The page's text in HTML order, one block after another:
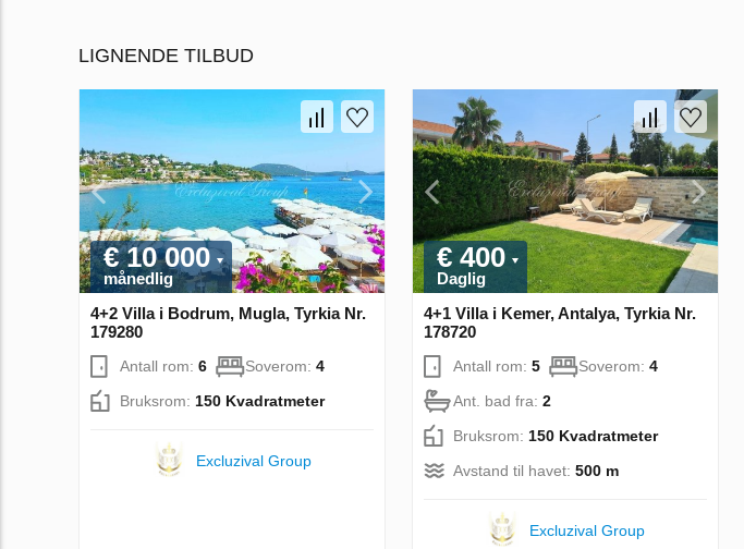
LIGNENDE TILBUD
€ 10 000
månedlig
4+2 Villa i Bodrum, Mugla, Tyrkia Nr.
179280
Antall rom: 6 Soverom: 4
Bruksrom: 150 Kvadratmeter
Excluzival Group
€ 400
Daglig
4+1 Villa i Kemer, Antalya, Tyrkia Nr.
178720
Antall rom: 5 Soverom: 4
Ant. bad fra: 2
Bruksrom: 150 Kvadratmeter
Avstand til havet: 500 m
Excluzival Group